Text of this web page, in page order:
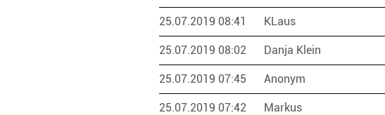
25.07.2019 08:41 KLaus
25.07.2019 08:02 Danja Klein
25.07.2019 07:45 Anonym
25.07.2019 07:42 Markus